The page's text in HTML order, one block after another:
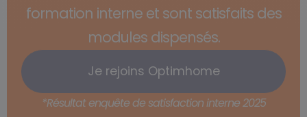
formation interne et sont satisfaits des
modules dispensés.
Je rejoins Optimhome
*Résultat enquête de satisfaction interne 2025